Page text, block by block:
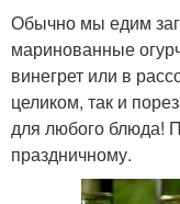
Обычно мы едим
маринованные
винегрет или в
целиком, так и
для любого блюда!
праздничному.